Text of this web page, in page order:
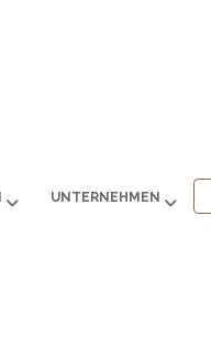
UNTERNEHMEN